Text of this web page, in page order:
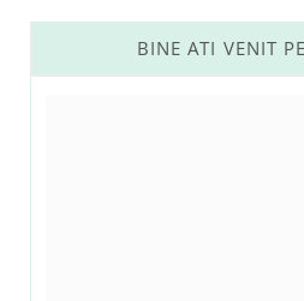
BINE ATI VENIT